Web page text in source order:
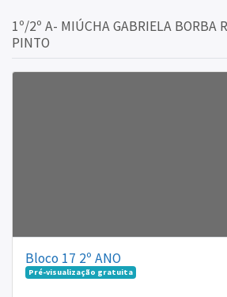
1º/2º A- MIÚCHA GABRIELA BORBA
PINTO
Bloco 17 2º ANO
Pré-visualização gratuita